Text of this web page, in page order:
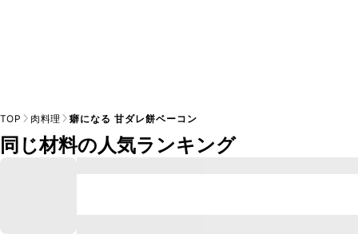
TOP 肉料理 癖になる 甘ダレ餅ベーコン
同じ材料の人気ランキング